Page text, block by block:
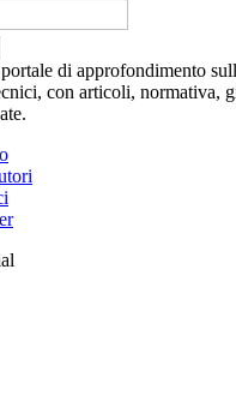
di approfondimento
con articoli, normativa,